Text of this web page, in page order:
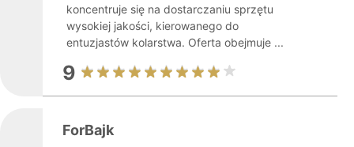
koncentruje się na dostarczaniu sprzętu
wysokiej jakości, kierowanego do
entuzjastów kolarstwa. Oferta obejmuje ...
9
ForBajk